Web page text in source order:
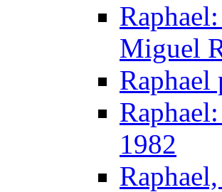
Miguel
Raphael
1982